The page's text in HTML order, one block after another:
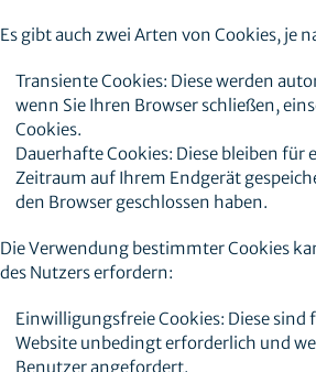
Es gibt auch zwei Arten von Cookies, je
Transiente Cookies: Diese werden
wenn Sie Ihren Browser schließen,
Cookies.
Dauerhafte Cookies: Diese bleiben
Zeitraum auf Ihrem Endgerät
den Browser geschlossen haben.
Die Verwendung bestimmter Cookies
des Nutzers erfordern:
Einwilligungsfreie Cookies: Diese sind
Website unbedingt erforderlich und
Benutzer angefordert.